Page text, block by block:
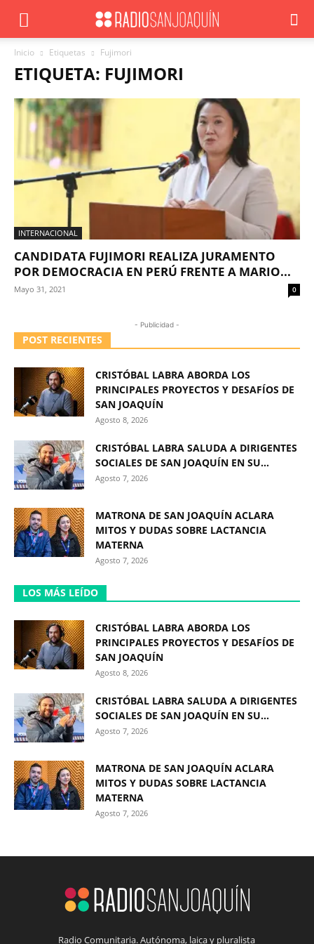
Inicio Etiquetas Fujimori
ETIQUETA: FUJIMORI
INTERNACIONAL
CANDIDATA FUJIMORI REALIZA JURAMENTO
POR DEMOCRACIA EN PERÚ FRENTE A MARIO...
Mayo 31, 2021 0
- Publicidad -
POST RECIENTES
CRISTÓBAL LABRA ABORDA LOS
PRINCIPALES PROYECTOS Y DESAFÍOS DE
SAN JOAQUÍN
Agosto 8, 2026
CRISTÓBAL LABRA SALUDA A DIRIGENTES
SOCIALES DE SAN JOAQUÍN EN SU...
Agosto 7, 2026
MATRONA DE SAN JOAQUÍN ACLARA
MITOS Y DUDAS SOBRE LACTANCIA
MATERNA
Agosto 7, 2026
LOS MÁS LEÍDO
CRISTÓBAL LABRA ABORDA LOS
PRINCIPALES PROYECTOS Y DESAFÍOS DE
SAN JOAQUÍN
Agosto 8, 2026
CRISTÓBAL LABRA SALUDA A DIRIGENTES
SOCIALES DE SAN JOAQUÍN EN SU...
Agosto 7, 2026
MATRONA DE SAN JOAQUÍN ACLARA
MITOS Y DUDAS SOBRE LACTANCIA
MATERNA
Agosto 7, 2026
Radio Comunitaria. Autónoma, laica y pluralista